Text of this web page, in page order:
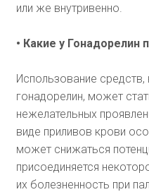
или же внутривенно.
• Какие у
Использование
гонадорелин, может
нежелательных
виде приливов крови
может снижаться
присоединяется
их болезненность при